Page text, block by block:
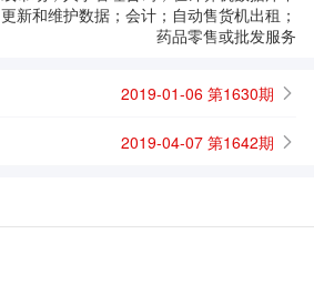
更新和维护数据；会计；自动售货机出租；
药品零售或批发服务
2019-01-06 第1630期
2019-04-07 第1642期